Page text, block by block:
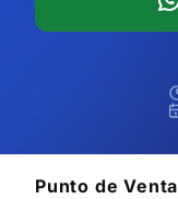
Punto de Venta